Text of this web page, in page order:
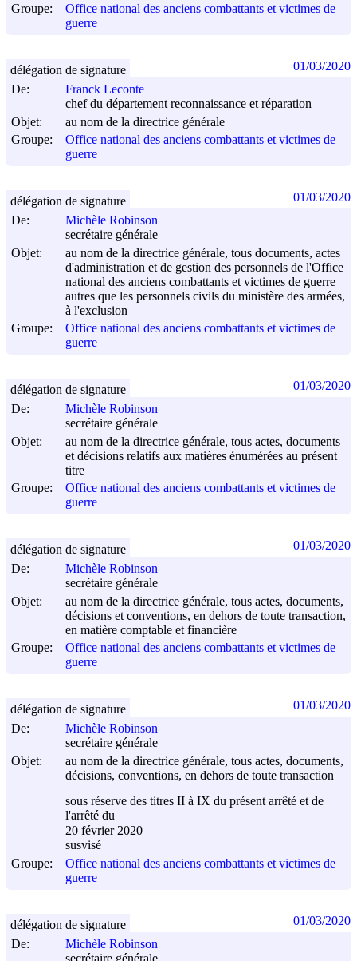
Groupe:
Office national des anciens combattants et victimes de
guerre
De:
Franck Leconte
chef du département reconnaissance et réparation
Objet:
au nom de la directrice générale
Groupe:
Office national des anciens combattants et victimes de
guerre
délégation de signature 01/03/2020
De:
Michèle Robinson
secrétaire générale
Objet:
au nom de la directrice générale, tous documents, actes
d'administration et de gestion des personnels de l'Office
national des anciens combattants et victimes de guerre
autres que les personnels civils du ministère des armées,
à l'exclusion
Groupe:
Office national des anciens combattants et victimes de
guerre
délégation de signature 01/03/2020
De:
Michèle Robinson
secrétaire générale
Objet:
au nom de la directrice générale, tous actes, documents
et décisions relatifs aux matières énumérées au présent
titre
Groupe:
Office national des anciens combattants et victimes de
guerre
délégation de signature 01/03/2020
De:
Michèle Robinson
secrétaire générale
Objet:
au nom de la directrice générale, tous actes, documents,
décisions et conventions, en dehors de toute transaction,
en matière comptable et financière
Groupe:
Office national des anciens combattants et victimes de
guerre
délégation de signature 01/03/2020
De:
Michèle Robinson
secrétaire générale
Objet:
au nom de la directrice générale, tous actes, documents,
décisions, conventions, en dehors de toute transaction
sous réserve des titres II à IX du présent arrêté et de
l'arrêté du
20 février 2020
susvisé
Groupe:
Office national des anciens combattants et victimes de
guerre
délégation de signature 01/03/2020
De:
Michèle Robinson
délégation de signature 01/03/2020